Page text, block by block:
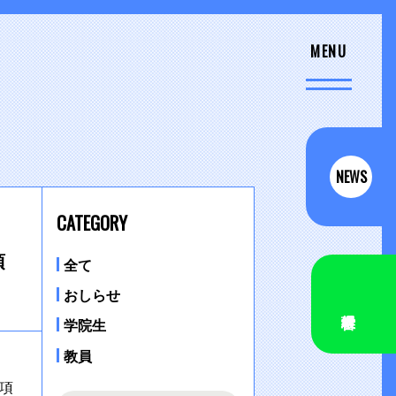
NEWS
CATEGORY
全て
おしらせ
学院生
教員